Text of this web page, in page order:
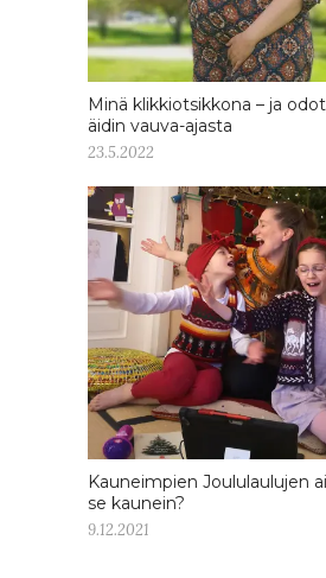
Minä klikkiotsikkona – ja
äidin vauva-ajasta
23.5.2022
Kauneimpien Joululaulujen
se kaunein?
9.12.2021